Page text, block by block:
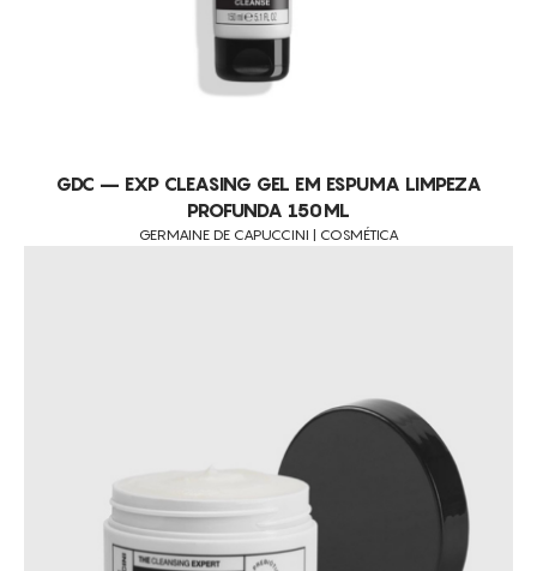
GDC – EXP CLEASING GEL EM ESPUMA LIMPEZA
PROFUNDA 150ML
GERMAINE DE CAPUCCINI | COSMÉTICA